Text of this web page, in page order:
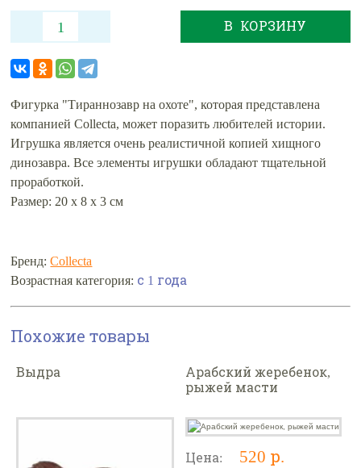
В КОРЗИНУ
Фигурка "Тираннозавр на охоте", которая представлена
компанией Collecta, может поразить любителей истории.
Игрушка является очень реалистичной копией хищного
динозавра. Все элементы игрушки обладают тщательной
проработкой.
Размер: 20 х 8 х 3 см
Бренд:Collecta
Возрастная категория: с 1 года
Похожие товары
Выдра
Арабский жеребенок,
рыжей масти
Цена: 520 р.